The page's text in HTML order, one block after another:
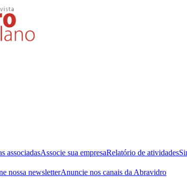
associadasAssocie sua empresaRelatório de atividades
nossa newsletterAnuncie nos canais da Abravidro